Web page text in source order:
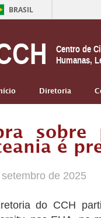
BRASIL
Centro de
Humanas,
Diretoria
é
de 2025
do CCH